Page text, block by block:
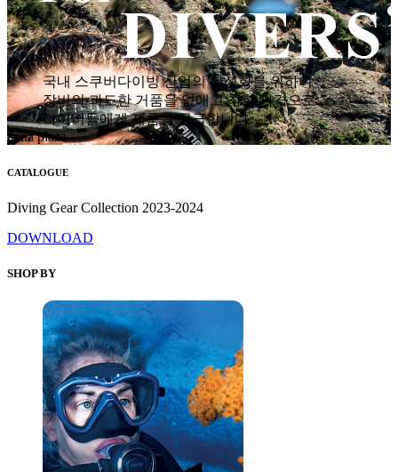
국내 스쿠버다이빙 산업의 활성화를 위하여
장비의 과도한 거품을 없애고 착한 가격으로
다이버들에게 제품을 공급합니다.
hana plaza
CATALOGUE
Diving Gear Collection 2023-2024
DOWNLOAD
SHOP BY